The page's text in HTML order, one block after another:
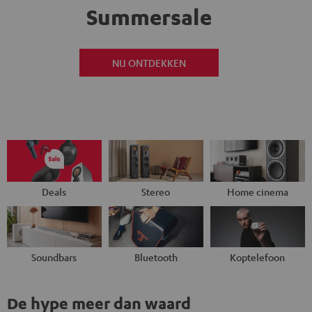
Summersale
NU ONTDEKKEN
Deals Stereo Home cinema
Soundbars Bluetooth Koptelefoon
De hype meer dan waard